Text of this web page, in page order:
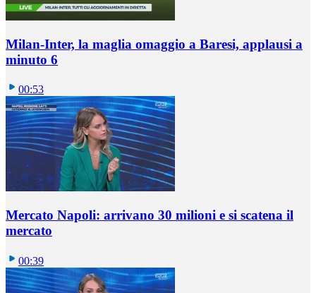
Milan-Inter, la maglia omaggio a Baresi, applausi a
minuto 6
00:53
Mercato Napoli: arrivano 30 milioni e si scatena il
mercato
00:39